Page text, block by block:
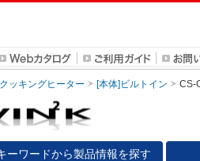
クッキングヒーター [本体]ビルトイン CS-
ーワードから製品情報を探す